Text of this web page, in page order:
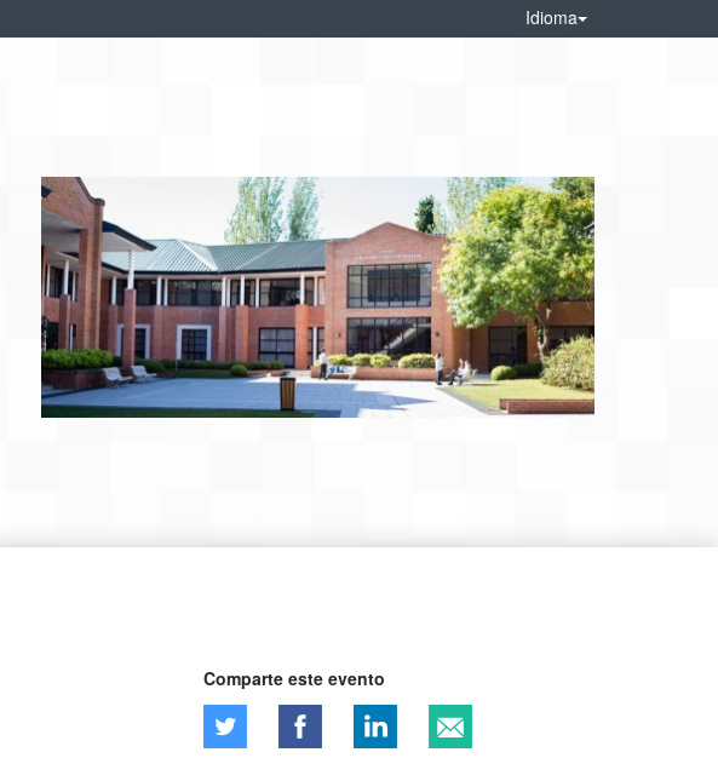
Idioma
Comparte este evento